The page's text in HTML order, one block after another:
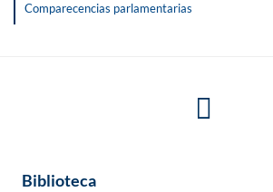
Comparecencias parlamentarias
Biblioteca